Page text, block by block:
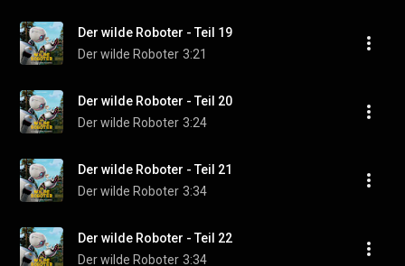
Der wilde Roboter - Teil 19
Der wilde Roboter 3:21
Der wilde Roboter - Teil 20
Der wilde Roboter 3:24
Der wilde Roboter - Teil 21
Der wilde Roboter 3:34
Der wilde Roboter - Teil 22
Der wilde Roboter 3:34